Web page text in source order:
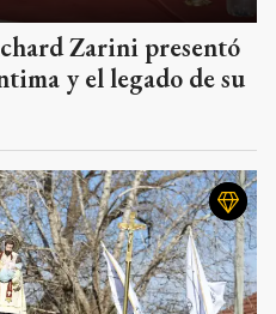
Zarini presentó
y el legado de su